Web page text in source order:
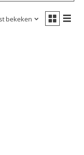
bekeken